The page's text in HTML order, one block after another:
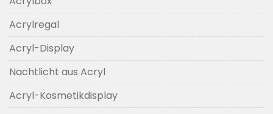
Acrylregal
Acryl-Display
Nachtlicht aus Acryl
Acryl-Kosmetikdisplay